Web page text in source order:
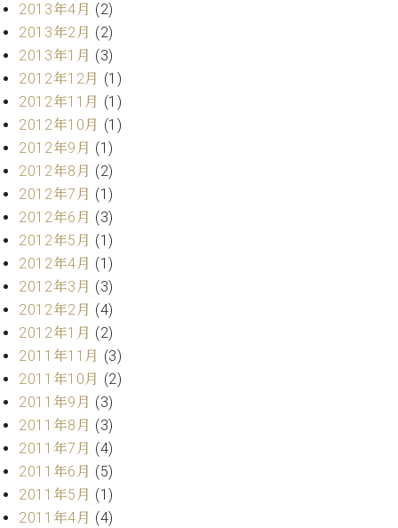
2013年4月 (2)
2013年2月 (2)
2013年1月 (3)
2012年12月 (1)
2012年11月 (1)
2012年10月 (1)
2012年9月 (1)
2012年8月 (2)
2012年7月 (1)
2012年6月 (3)
2012年5月 (1)
2012年4月 (1)
2012年3月 (3)
2012年2月 (4)
2012年1月 (2)
2011年11月 (3)
2011年10月 (2)
2011年9月 (3)
2011年8月 (3)
2011年7月 (4)
2011年6月 (5)
2011年5月 (1)
2011年4月 (4)